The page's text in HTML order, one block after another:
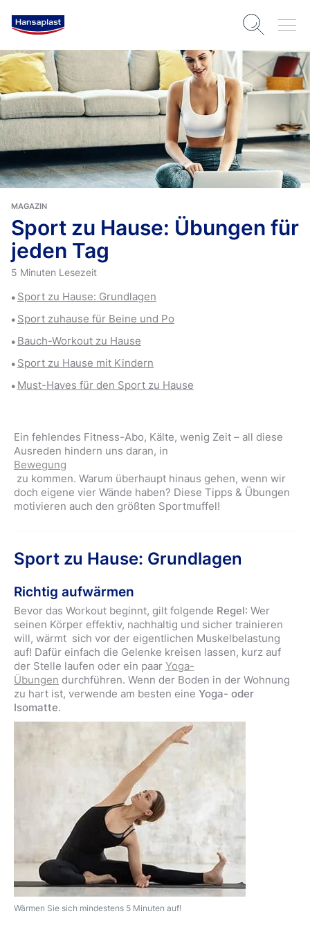
MAGAZIN
Sport zu Hause: Übungen für
jeden Tag
5 Minuten Lesezeit
Sport zu Hause: Grundlagen
Sport zuhause für Beine und Po
Bauch-Workout zu Hause
Sport zu Hause mit Kindern
Must-Haves für den Sport zu Hause
Ein fehlendes Fitness-Abo, Kälte, wenig Zeit – all diese
Ausreden hindern uns daran, in
Bewegung
zu kommen. Warum überhaupt hinaus gehen, wenn wir
doch eigene vier Wände haben? Diese Tipps & Übungen
motivieren auch den größten Sportmuffel!
Sport zu Hause: Grundlagen
Richtig aufwärmen
Wärmen Sie sich mindestens 5 Minuten auf!
Bevor das Workout beginnt, gilt folgende Regel: Wer
seinen Körper effektiv, nachhaltig und sicher trainieren
will, wärmt sich vor der eigentlichen Muskelbelastung
auf! Dafür einfach die Gelenke kreisen lassen, kurz auf
der Stelle laufen oder ein paar Yoga-
Übungen durchführen. Wenn der Boden in der Wohnung
zu hart ist, verwende am besten eine Yoga- oder
Isomatte.